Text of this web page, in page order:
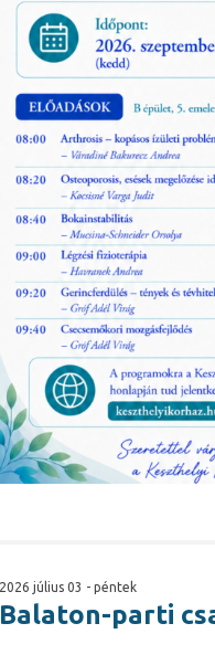
2026 július 03 - péntek
Balaton-parti